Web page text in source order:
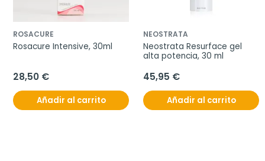
ROSACURE
Rosacure Intensive, 30ml
28,50 €
Añadir al carrito
NEOSTRATA
Neostrata Resurface gel
alta potencia, 30 ml
45,95 €
Añadir al carrito